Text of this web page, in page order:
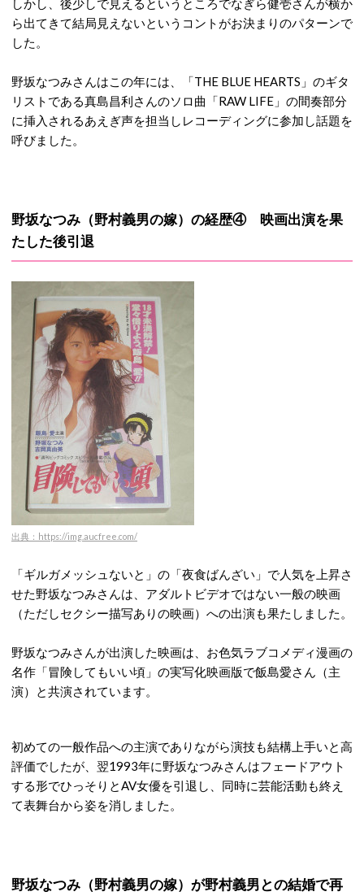
しかし、後少しで見えるというところでなぎら健壱さんが横か
ら出てきて結局見えないというコントがお決まりのパターンで
した。
野坂なつみさんはこの年には、「THE BLUE HEARTS」のギタ
リストである真島昌利さんのソロ曲「RAW LIFE」の間奏部分
に挿入されるあえぎ声を担当しレコーディングに参加し話題を
呼びました。
野坂なつみ（野村義男の嫁）の経歴④ 映画出演を果
たした後引退
出典：https://img.aucfree.com/
「ギルガメッシュないと」の「夜食ばんざい」で人気を上昇さ
せた野坂なつみさんは、アダルトビデオではない一般の映画
（ただしセクシー描写ありの映画）への出演も果たしました。
野坂なつみさんが出演した映画は、お色気ラブコメディ漫画の
名作「冒険してもいい頃」の実写化映画版で飯島愛さん（主
演）と共演されています。
初めての一般作品への主演でありながら演技も結構上手いと高
評価でしたが、翌1993年に野坂なつみさんはフェードアウト
する形でひっそりとAV女優を引退し、同時に芸能活動も終え
て表舞台から姿を消しました。
野坂なつみ（野村義男の嫁）が野村義男との結婚で再